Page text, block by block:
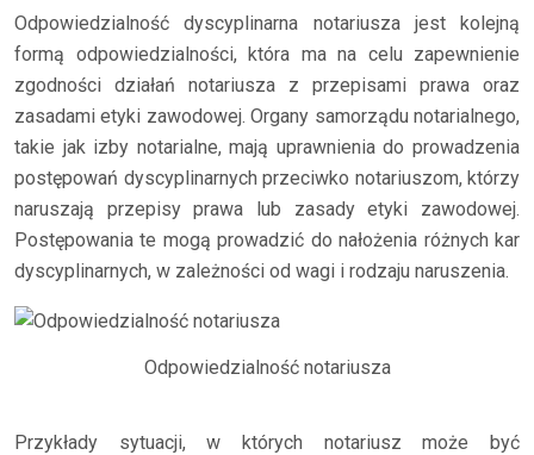
Odpowiedzialność dyscyplinarna notariusza jest kolejną
formą odpowiedzialności, która ma na celu zapewnienie
zgodności działań notariusza z przepisami prawa oraz
zasadami etyki zawodowej. Organy samorządu notarialnego,
takie jak izby notarialne, mają uprawnienia do prowadzenia
postępowań dyscyplinarnych przeciwko notariuszom, którzy
naruszają przepisy prawa lub zasady etyki zawodowej.
Postępowania te mogą prowadzić do nałożenia różnych kar
dyscyplinarnych, w zależności od wagi i rodzaju naruszenia.
Odpowiedzialność notariusza
Przykłady sytuacji, w których notariusz może być